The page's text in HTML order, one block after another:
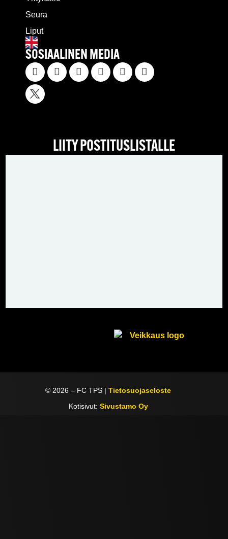
Seura
Liput
SOSIAALINEN MEDIA
LIITY POSTITUSLISTALLE
©2026 – FC TPS |Tietosuojaseloste
Kotisivut: Sivustamo Oy